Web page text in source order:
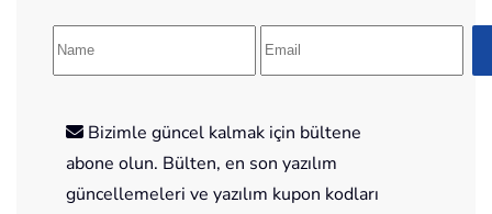
Bizimle güncel kalmak için bültene
abone olun. Bülten, en son yazılım
güncellemeleri ve yazılım kupon kodları